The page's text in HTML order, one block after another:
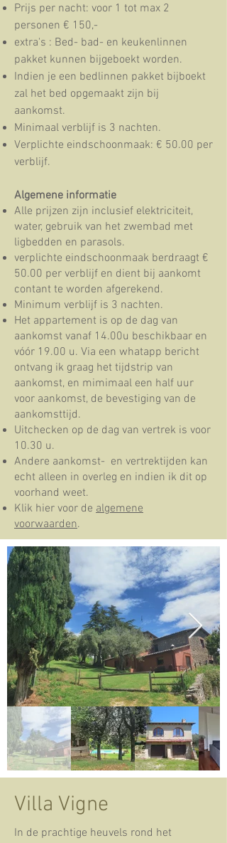
Prijs per nacht: voor 1 tot max 2
personen € 150,-
extra's : Bed- bad- en keukenlinnen
pakket kunnen bijgeboekt worden.
Indien je een bedlinnen pakket bijboekt
zal het bed opgemaakt zijn bij
aankomst.
​Minimaal verblijf is 3 nachten.
Verplichte eindschoonmaak: € 50.00 per
verblijf.
Algemene informatie
Alle prijzen zijn inclusief elektriciteit,
water, gebruik van het zwembad met
ligbedden en parasols.
verplichte eindschoonmaak berdraagt €
50.00 per verblijf en dient bij aankomt
contant te worden afgerekend.
Minimum verblijf is 3 nachten.
Het appartement is op de dag van
aankomst vanaf 14.00u beschikbaar en
vóór 19.00 u. Via een whatapp bericht
ontvang ik graag het tijdstrip van
aankomst, en mimimaal een half uur
voor aankomst, de bevestiging van de
aankomsttijd.
Uitchecken op de dag van vertrek is voor
10.30 u.
Andere aankomst- en vertrektijden kan
echt alleen in overleg en indien ik dit op
voorhand weet.
Klik hier voor de algemene
voorwaarden.
Villa Vigne
In de prachtige heuvels rond het